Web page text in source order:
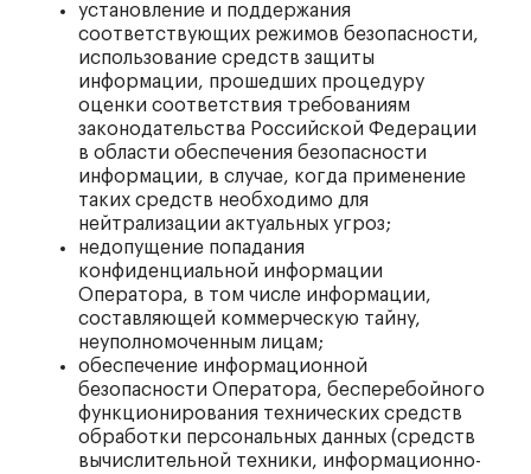
установление и поддержания
соответствующих режимов безопасности,
использование средств защиты
информации, прошедших процедуру
оценки соответствия требованиям
законодательства Российской Федерации
в области обеспечения безопасности
информации, в случае, когда применение
таких средств необходимо для
нейтрализации актуальных угроз;
недопущение попадания
конфиденциальной информации
Оператора, в том числе информации,
составляющей коммерческую тайну,
неуполномоченным лицам;
обеспечение информационной
безопасности Оператора, бесперебойного
функционирования технических средств
обработки персональных данных (средств
вычислительной техники, информационно-